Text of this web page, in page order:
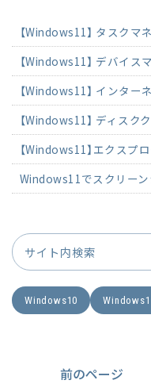
Windows11でスクリー
Windows10
前のページ